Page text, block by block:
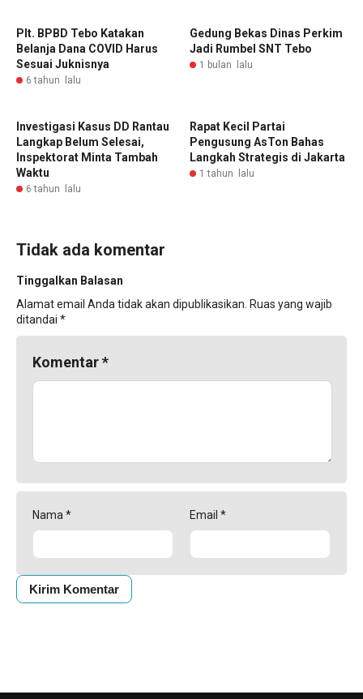
Plt. BPBD Tebo Katakan
Belanja Dana COVID Harus
Sesuai Juknisnya
6 tahun lalu
Gedung Bekas Dinas Perkim
Jadi Rumbel SNT Tebo
1 bulan lalu
Investigasi Kasus DD Rantau
Langkap Belum Selesai,
Inspektorat Minta Tambah
Waktu
6 tahun lalu
Rapat Kecil Partai
Pengusung AsTon Bahas
Langkah Strategis di Jakarta
1 tahun lalu
Tidak ada komentar
Tinggalkan Balasan
Alamat email Anda tidak akan dipublikasikan. Ruas yang wajib
ditandai *
Komentar*
Nama * Email *